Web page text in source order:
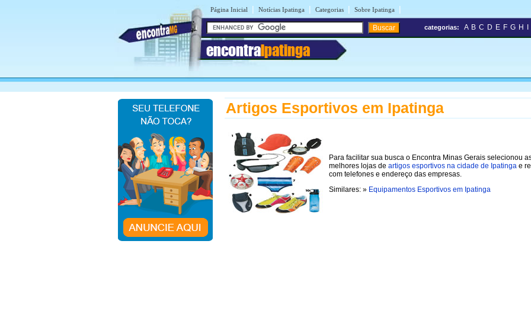
Página Inicial | Notícias Ipatinga | Categorias | Sobre Ipatinga |
encontraIpatinga
categorias: A B C D E F G H
Artigos Esportivos em Ipatinga
Para facilitar sua busca o Encontra Minas Gerais selecionou
melhores lojas de artigos esportivos na cidade de Ipatinga e
com telefones e endereço das empresas.
Similares: » Equipamentos Esportivos em Ipatinga